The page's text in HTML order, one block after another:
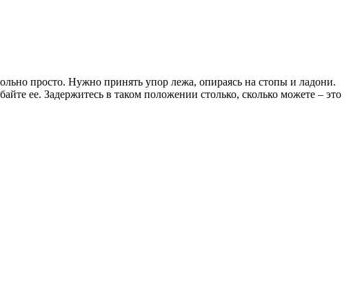
просто. Нужно принять упор лежа, опираясь на стопы и ладони.
ее. Задержитесь в таком положении столько, сколько можете – это